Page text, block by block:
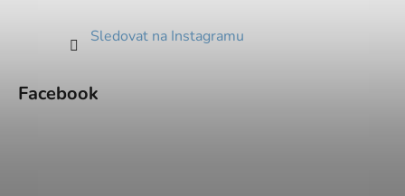
Sledovat na Instagramu
Facebook